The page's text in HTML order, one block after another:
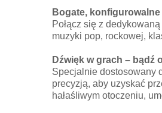
Bogate,
Połącz się z
muzyki pop, rockowej,
Dźwięk w grach – bądź
Specjalnie dostosowany
precyzją, aby uzyskać
hałaśliwym otoczeniu,